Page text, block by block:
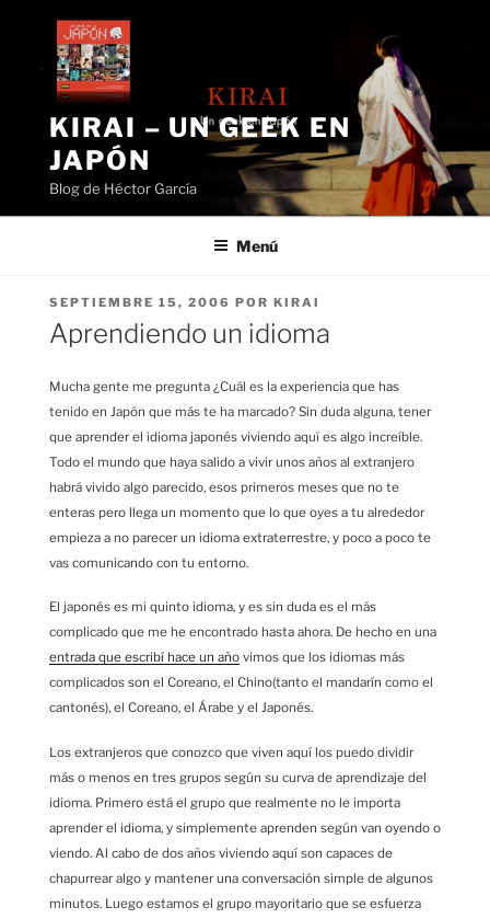
contenido
KIRAI – UN GEEK EN
JAPÓN
Blog de Héctor García
Menú
PUBLICADO
EL
SEPTIEMBRE 15, 2006 POR KIRAI
Aprendiendo un idioma
Mucha gente me pregunta ¿Cuál es la experiencia que has
tenido en Japón que más te ha marcado? Sin duda alguna, tener
que aprender el idioma japonés viviendo aquí es algo increíble.
Todo el mundo que haya salido a vivir unos años al extranjero
habrá vivido algo parecido, esos primeros meses que no te
enteras pero llega un momento que lo que oyes a tu alrededor
empieza a no parecer un idioma extraterrestre, y poco a poco te
vas comunicando con tu entorno.
El japonés es mi quinto idioma, y es sin duda es el más
complicado que me he encontrado hasta ahora. De hecho en una
entrada que escribí hace un año vimos que los idiomas más
complicados son el Coreano, el Chino(tanto el mandarín como el
cantonés), el Coreano, el Árabe y el Japonés.
Los extranjeros que conozco que viven aquí los puedo dividir
más o menos en tres grupos según su curva de aprendizaje del
idioma. Primero está el grupo que realmente no le importa
aprender el idioma, y simplemente aprenden según van oyendo o
viendo. Al cabo de dos años viviendo aquí son capaces de
chapurrear algo y mantener una conversación simple de algunos
minutos. Luego estamos el grupo mayoritario que se esfuerza